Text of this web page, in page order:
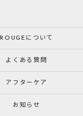
ROUGEについて
よくある質問
アフターケア
お知らせ